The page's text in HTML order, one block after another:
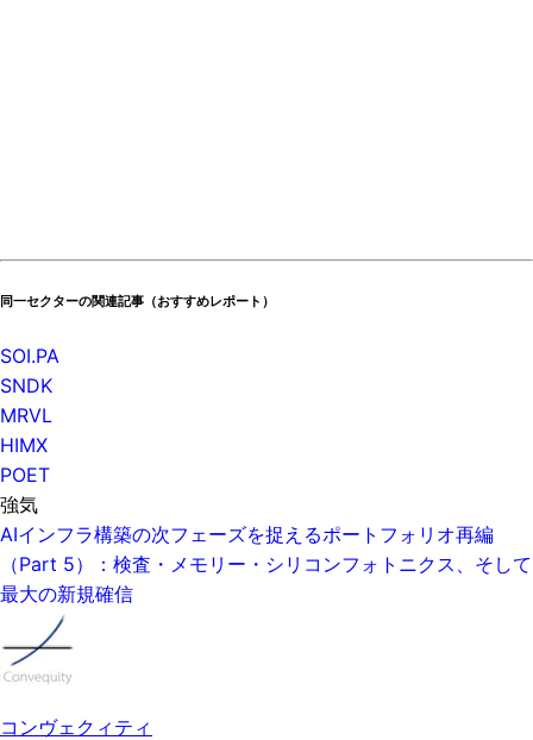
同一セクターの関連記事（おすすめレポート）
SOI.PA
SNDK
MRVL
HIMX
POET
強気
AIインフラ構築の次フェーズを捉えるポートフォリオ再編
（Part 5）：検査・メモリー・シリコンフォトニクス、そして
最大の新規確信
コンヴェクィティ